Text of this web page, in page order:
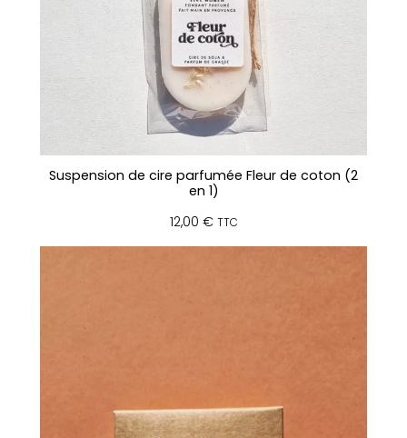
Suspension de cire parfumée Fleur de coton (2
en 1)
12,00 € TTC